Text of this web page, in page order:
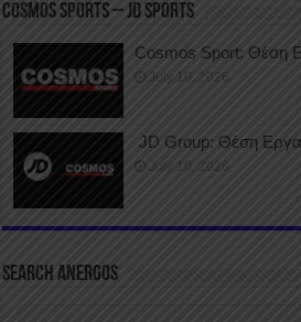
COSMOS SPORTS – JD SPORTS
Cosmos Sport: Θέση
July 10, 2026
JD Group: Θέση
July 10, 2026
SEARCH ANERGOS